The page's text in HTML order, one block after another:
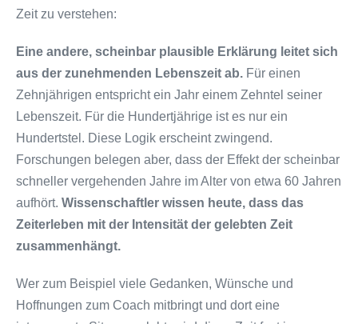
Zeit zu verstehen:
Eine andere, scheinbar plausible Erklärung leitet sich
aus der zunehmenden Lebenszeit ab. Für einen
Zehnjährigen entspricht ein Jahr einem Zehntel seiner
Lebenszeit. Für die Hundertjährige ist es nur ein
Hundertstel. Diese Logik erscheint zwingend.
Forschungen belegen aber, dass der Effekt der scheinbar
schneller vergehenden Jahre im Alter von etwa 60 Jahren
aufhört. Wissenschaftler wissen heute, dass das
Zeiterleben mit der Intensität der gelebten Zeit
zusammenhängt.
Wer zum Beispiel viele Gedanken, Wünsche und
Hoffnungen zum Coach mitbringt und dort eine